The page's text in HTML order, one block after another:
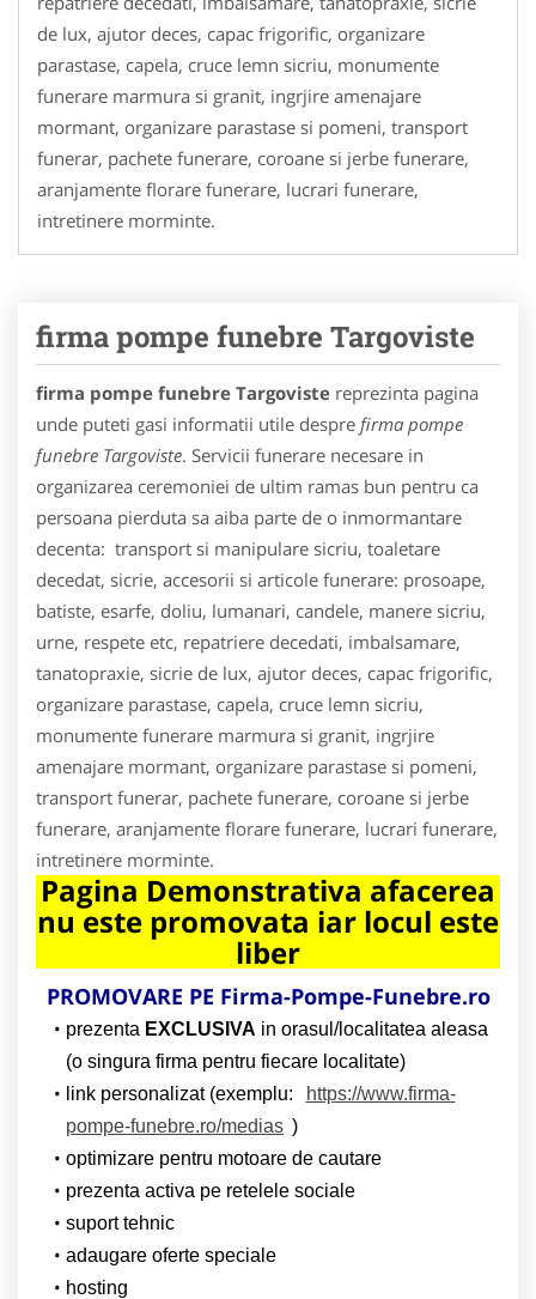
de lux, ajutor deces, capac frigorific, organizare
parastase, capela, cruce lemn sicriu, monumente
funerare marmura si granit, ingrjire amenajare
mormant, organizare parastase si pomeni, transport
funerar, pachete funerare, coroane si jerbe funerare,
aranjamente florare funerare, lucrari funerare,
intretinere morminte.
firma pompe funebre Targoviste
firma pompe funebre Targoviste reprezinta pagina
unde puteti gasi informatii utile despre firma pompe
funebre Targoviste. Servicii funerare necesare in
organizarea ceremoniei de ultim ramas bun pentru ca
persoana pierduta sa aiba parte de o inmormantare
decenta: transport si manipulare sicriu, toaletare
decedat, sicrie, accesorii si articole funerare: prosoape,
batiste, esarfe, doliu, lumanari, candele, manere sicriu,
urne, respete etc, repatriere decedati, imbalsamare,
tanatopraxie, sicrie de lux, ajutor deces, capac frigorific,
organizare parastase, capela, cruce lemn sicriu,
monumente funerare marmura si granit, ingrjire
amenajare mormant, organizare parastase si pomeni,
transport funerar, pachete funerare, coroane si jerbe
funerare, aranjamente florare funerare, lucrari funerare,
intretinere morminte.
Pagina Demonstrativa afacerea
nu este promovata iar locul este
liber
PROMOVARE PE Firma-Pompe-Funebre.ro
prezenta EXCLUSIVA in orasul/localitatea aleasa
(o singura firma pentru fiecare localitate)
link personalizat (exemplu:
https://www.firma-
pompe-funebre.ro/medias )
optimizare pentru motoare de cautare
prezenta activa pe retelele sociale
suport tehnic
adaugare oferte speciale
hosting